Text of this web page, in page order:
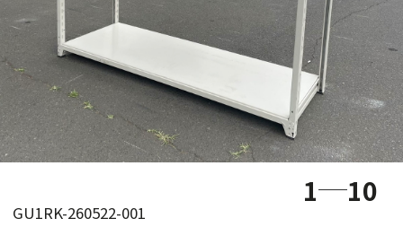
1 10
GU1RK-260522-001